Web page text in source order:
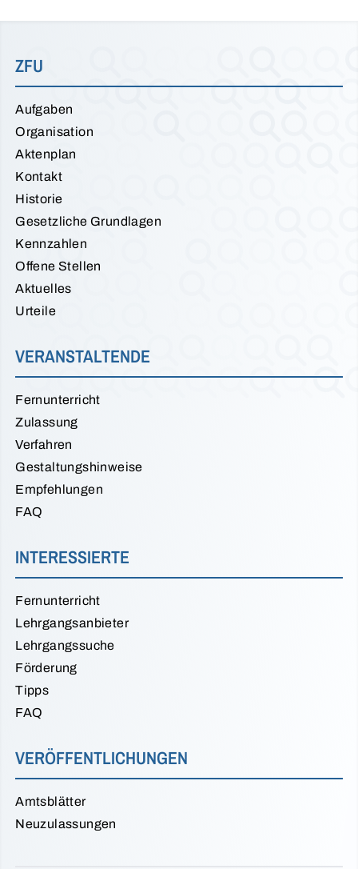
ZFU
Aufgaben
Organisation
Aktenplan
Kontakt
Historie
Gesetzliche Grundlagen
Kennzahlen
Offene Stellen
Aktuelles
Urteile
VERANSTALTENDE
Fernunterricht
Zulassung
Verfahren
Gestaltungshinweise
Empfehlungen
FAQ
INTERESSIERTE
Fernunterricht
Lehrgangsanbieter
Lehrgangssuche
Förderung
Tipps
FAQ
VERÖFFENTLICHUNGEN
Amtsblätter
Neuzulassungen